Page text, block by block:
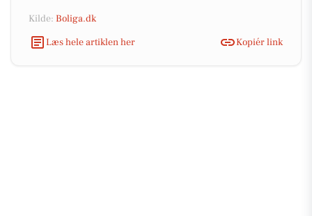
Kilde: Boliga.dk
Læs hele artiklen her
Kopiér link